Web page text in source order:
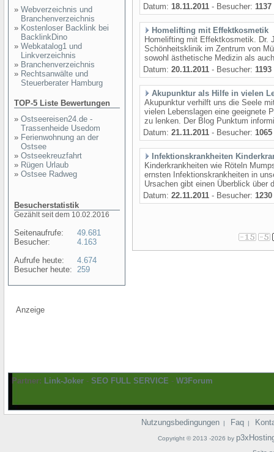
» Webverzeichnis und
Branchenverzeichnis
» Kostenloser Backlink bei
BacklinkDino
» Webkatalog1 und
Linkverzeichnis
» Branchenverzeichnis
» Rechtsanwälte und
Steuerberater Hamburg
TOP-5 Liste Bewertungen
» Ostseereisen24.de -
Trassenheide Usedom
» Ferienwohnung an der
Ostsee
» Ostseekreuzfahrt
» Rügen Urlaub
» Ostsee Radweg
Besucherstatistik
Gezählt seit dem 10.02.2016
Seitenaufrufe:
Besucher:
Aufrufe heute:
Besucher heute:
49.681
4.163
4.674
259
Datum: 18.11.2011 - Besucher: 1137
Homelifting mit Effektkosmetik
Homelifting mit Effektkosmetik. Dr.
Schönheitsklinik im Zentrum von
sowohl ästhetische Medizin als
Datum: 20.11.2011 - Besucher: 1193
Akupunktur als Hilfe in vielen
Akupunktur verhilft uns die Seele
vielen Lebenslagen eine geeignete
zu lenken. Der Blog Punktum
Datum: 21.11.2011 - Besucher: 1065
Infektionskrankheiten
Kinderkrankheiten wie Röteln
ernsten Infektionskrankheiten in
Ursachen gibt einen Überblick über
Datum: 22.11.2011 - Besucher: 1230
Anzeige
Partner: Link-Joker - SEO FULL SERVICE - W3Forum
Nutzungsbedingungen | Faq |
Copyright © 2013 -2026 by